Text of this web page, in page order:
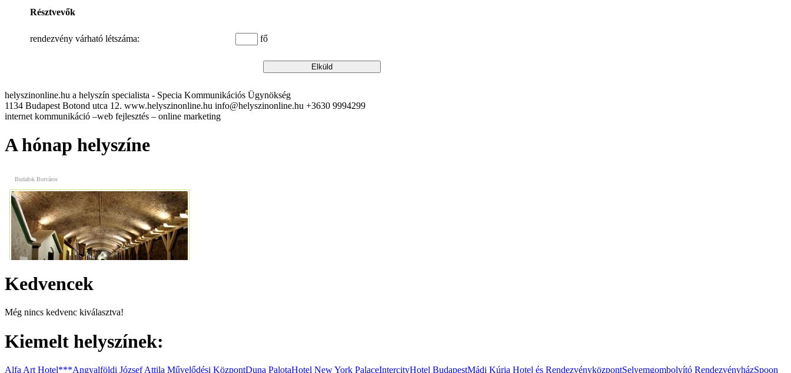
Résztvevők
rendezvény várható létszáma: fő
helyszinonline.hu a helyszín specialista - Specia Kommunikációs Ügynökség
1134 Budapest Botond utca 12. www.helyszinonline.hu info@helyszinonline.hu +3630 9994299
internet kommunikáció –web fejlesztés – online marketing
A hónap helyszíne
Budafok Borváros
Kedvencek
Még nincs kedvenc kiválasztva!
Kiemelt helyszínek:
Alfa Art Hotel***Angyalföldi József Attila Művelődési KözpontDuna PalotaHotel New York PalaceIntercityHotel BudapestMádi Kúria Hotel és RendezvényközpontSelyemgombolyító RendezvényházSpoon